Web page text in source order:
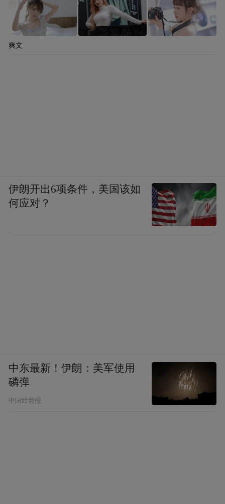
爽文
伊朗开出6项条件，美国该如
何应对？
中东最新！伊朗：美军使用
磷弹
中国经营报